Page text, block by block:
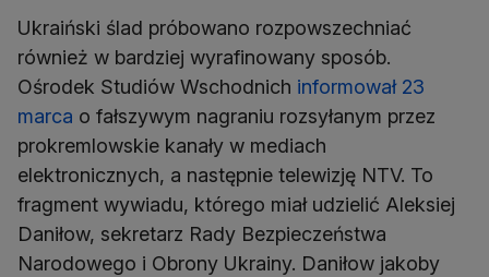
Ukraiński ślad próbowano rozpowszechniać
również w bardziej wyrafinowany sposób.
Ośrodek Studiów Wschodnich informował 23
marca o fałszywym nagraniu rozsyłanym przez
prokremlowskie kanały w mediach
elektronicznych, a następnie telewizję NTV. To
fragment wywiadu, którego miał udzielić Aleksiej
Daniłow, sekretarz Rady Bezpieczeństwa
Narodowego i Obrony Ukrainy. Daniłow jakoby